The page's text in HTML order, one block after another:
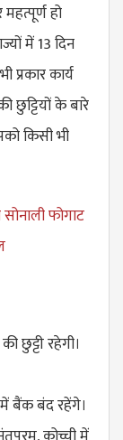
हो
में 13 दिन
कार्य
के बारे
किसी भी
फोगाट
छुट्टी रहेगी।
में बैंक बंद रहेंगे।